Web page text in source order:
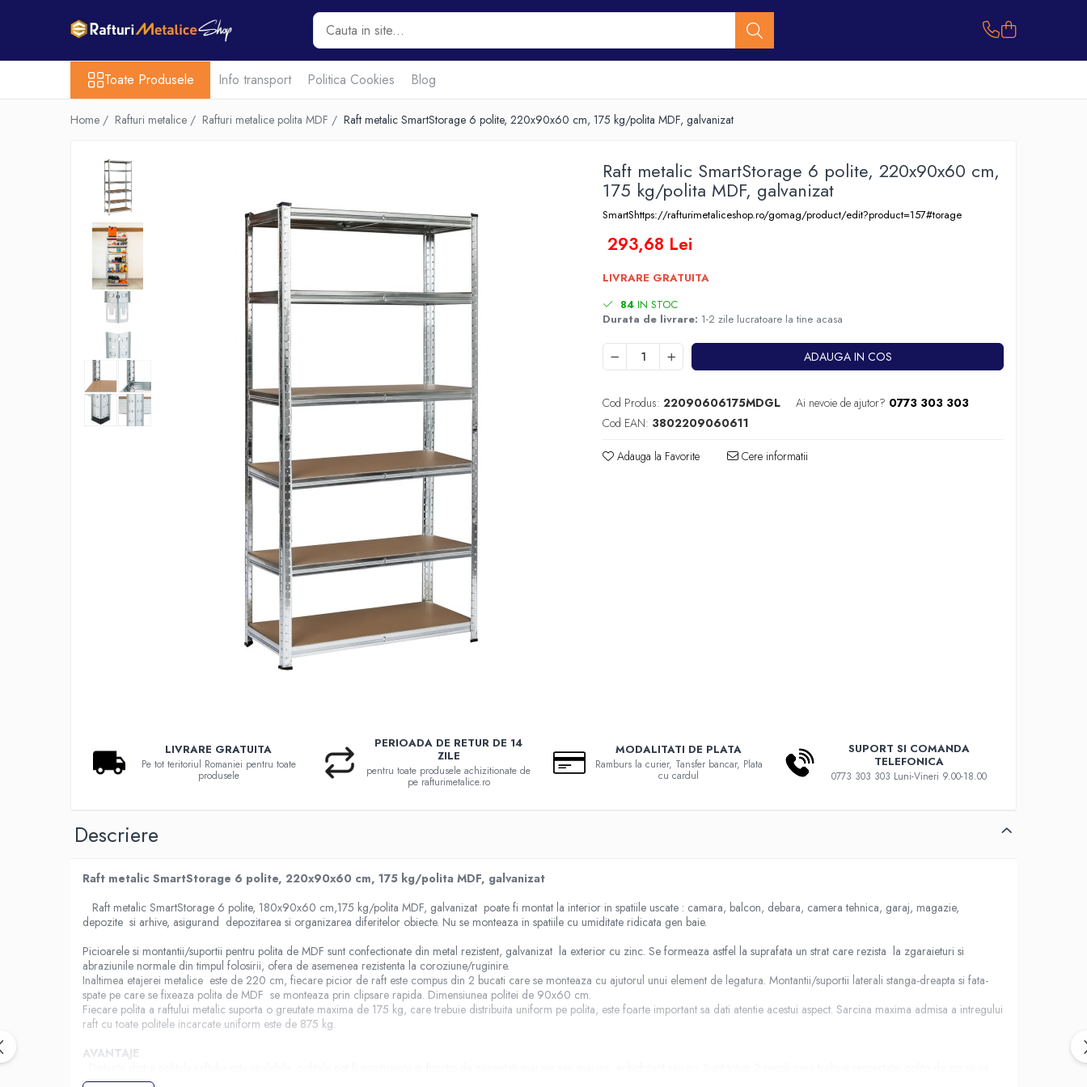
Toate Produsele Info transport Politica Cookies Blog
Home / Rafturi metalice / Rafturi metalice polita MDF / Raft metalic SmartStorage 6 polite, 220x90x60 cm, 175 kg/polita MDF, galvanizat
Raft metalic SmartStorage 6 polite, 220x90x60 cm,
175 kg/polita MDF, galvanizat
SmartShttps://rafturimetaliceshop.ro/gomag/product/edit?product=157#torage
293,68 Lei
LIVRARE GRATUITA
84 IN STOC
Durata de livrare: 1-2 zile lucratoare la tine acasa
ADAUGA IN COS
Cod Produs: 22090606175MDGL Ai nevoie de ajutor? 0773 303 303
Cod EAN: 3802209060611
Adauga la Favorite Cere informatii
LIVRARE GRATUITA
Pe tot teritoriul Romaniei pentru toate
produsele
PERIOADA DE RETUR DE 14
ZILE
pentru toate produsele achizitionate de
pe rafturimetalice.ro
MODALITATI DE PLATA
Ramburs la curier, Tansfer bancar, Plata
cu cardul
SUPORT SI COMANDA
TELEFONICA
0773 303 303 Luni-Vineri 9.00-18.00
Descriere
Raft metalic SmartStorage 6 polite, 220x90x60 cm, 175 kg/polita MDF, galvanizat
Raft metalic SmartStorage 6 polite, 180x90x60 cm,175 kg/polita MDF, galvanizat poate fi montat la interior in spatiile uscate : camara, balcon, debara, camera tehnica, garaj, magazie,
depozite si arhive, asigurand depozitarea si organizarea diferitelor obiecte. Nu se monteaza in spatiile cu umiditate ridicata gen baie.
Picioarele si montantii/suportii pentru polita de MDF sunt confectionate din metal rezistent, galvanizat la exterior cu zinc. Se formeaza astfel la suprafata un strat care rezista la zgaraieturi si
abraziunile normale din timpul folosirii, ofera de asemenea rezistenta la coroziune/ruginire.
Inaltimea etajerei metalice este de 220 cm, fiecare picior de raft este compus din 2 bucati care se monteaza cu ajutorul unui element de legatura. Montantii/suportii laterali stanga-dreapta si fata-
spate pe care se fixeaza polita de MDF se monteaza prin clipsare rapida. Dimensiunea politei de 90x60 cm.
Fiecare polita a raftului metalic suporta o greutate maxima de 175 kg, care trebuie distribuita uniform pe polita, este foarte important sa dati atentie acestui aspect. Sarcina maxima admisa a intregului
raft cu toate politele incarcate uniform este de 875 kg.
AVANTAJE
monta la ultima gaura iar ce-a de jos la o inaltime maxima egala cu adancimea raftului, in cazul de fata 60 cm, pentru stabilitate. Noi recomandam ca polita de jos fie instalata la 10-15 cm de